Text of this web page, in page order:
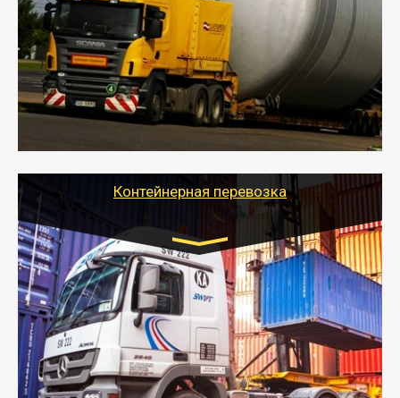
- Перевозка техники и негабаритных грузов
осуществляется после получения разрешения на
перевозку (обычно 7-14 дней).
- Тайгер Логистик в короткие сроки поможет вам
качественно и безопасно перевезти негабаритные
грузы по всей России тралом, манипулятором и
другим транспортом и подобрать оптимальный
Контейнерная перевозка
Цена за км. Рассчитывается
индивидуально
- Контейнерные грузоперевозки на специальном
оборудованном транспорте быстро, качественно и
безопасно.